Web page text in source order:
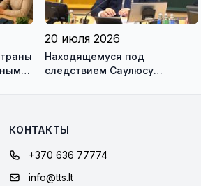
20 июля 2026
Находящемуся под
следствием Саулюсу
КОНТАКТЫ
+370 636 77774
info@tts.lt